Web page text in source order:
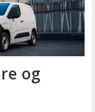
og